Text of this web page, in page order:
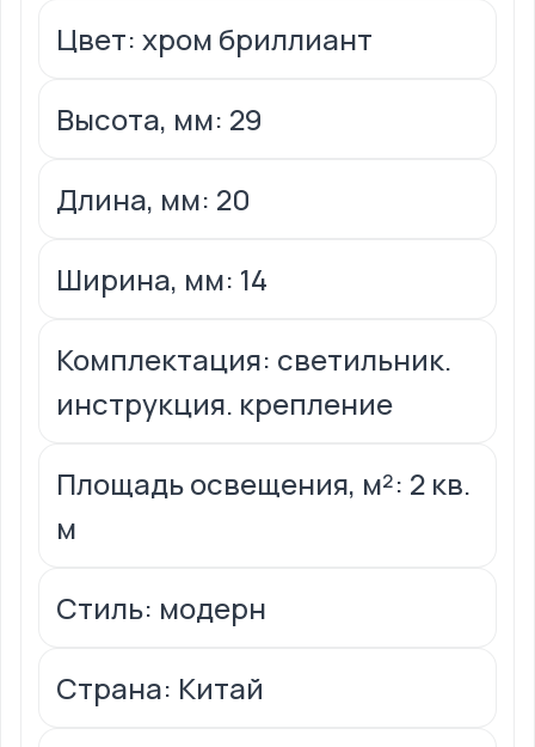
Цвет: хром бриллиант
Высота, мм: 29
Длина, мм: 20
Ширина, мм: 14
Комплектация: светильник.
инструкция. крепление
Площадь освещения, м²: 2 кв.
м
Стиль: модерн
Страна: Китай